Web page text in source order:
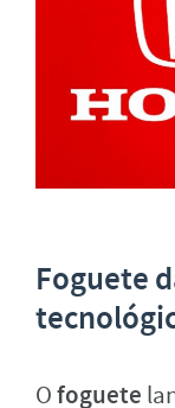
Foguete
Ofoguete